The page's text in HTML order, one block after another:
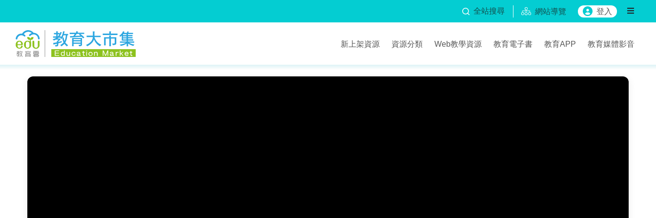
全站搜尋 網站導覽 登入
新上架資源 資源分類 Web教學資源 教育電子書 教育APP 教育媒體影音